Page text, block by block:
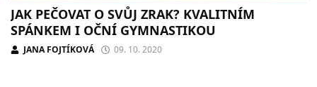
JAK PEČOVAT O SVŮJ ZRAK? KVALITNÍM
SPÁNKEM I OČNÍ GYMNASTIKOU
JANA FOJTÍKOVÁ 09. 10. 2020